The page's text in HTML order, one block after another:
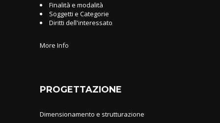
Finalità e modalità
Soggetti e Categorie
Diritti dell'interessato
More Info
PROGETTAZIONE
Dimensionamento e strutturazione